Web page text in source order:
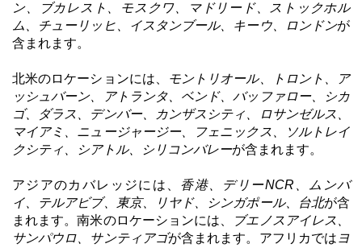
ン、ブカレスト、モスクワ、マドリード、ストックホル
ム、チューリッヒ、イスタンブール、キーウ、ロンドンが
含まれます。
北米のロケーションには、
モントリオール、トロント、ア
ッシュバーン、アトランタ、ベンド、バッファロー、シカ
ゴ、ダラス、デンバー、カンザスシティ、ロサンゼルス、
マイアミ、ニュージャージー、フェニックス、ソルトレイ
クシティ、シアトル、シリコンバレーが含まれます。
アジアのカバレッジには、 香港、デリーNCR、ムンバ
イ、テルアビブ、東京、リヤド、シンガポール、台北が含
まれます。南米のロケーションには、
ブエノスアイレス、
サンパウロ、サンティアゴが含まれます。アフリカでは ヨ